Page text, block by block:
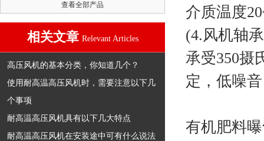
查看全部产品
相关文章 Relevant Articles
高压风机的基本分类，你知道几个？
使用耐高温高压风机时，需要注意以下几
个事项
耐高温高压风机具有以下几大特点
耐高温高压风机在安装途中可有什么说法
介质温度
(4.风机轴
承受350摄
定，低噪
有机肥料